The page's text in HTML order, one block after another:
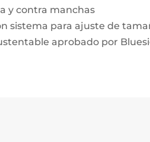
y contra manchas
sistema para ajuste de
aprobado por